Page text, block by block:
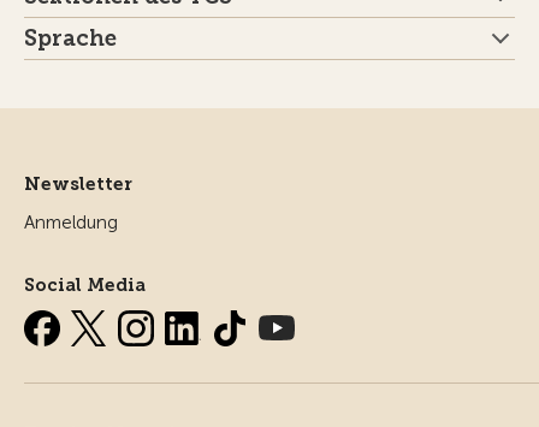
Sprache
Newsletter
Anmeldung
Social Media